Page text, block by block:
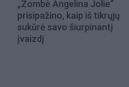
„Zombė Angelina Jolie“
prisipažino, kaip iš tikrųjų
sukūrė savo šiurpinantį
įvaizdį